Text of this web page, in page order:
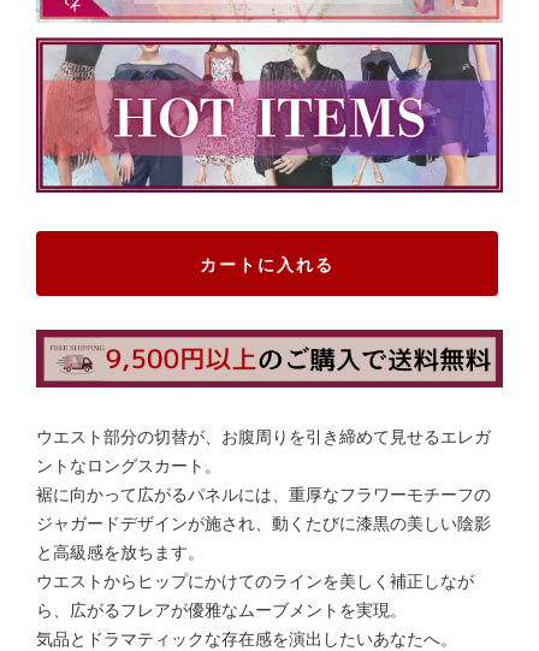
カートに入れる
ウエスト部分の切替が、お腹周りを引き締めて見せるエレガ
ントなロングスカート。
裾に向かって広がるパネルには、重厚なフラワーモチーフの
ジャガードデザインが施され、動くたびに漆黒の美しい陰影
と高級感を放ちます。
ウエストからヒップにかけてのラインを美しく補正しなが
ら、広がるフレアが優雅なムーブメントを実現。
気品とドラマティックな存在感を演出したいあなたへ。